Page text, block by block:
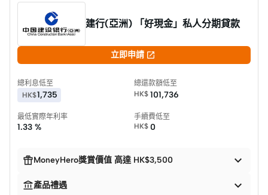
建行(亞洲) 「好現金」私人分期貸款
立即申請 
總利息低至
HK$1,735
總還款額低至
HK$ 101,736
最低實際年利率
1.33 %
手續費低至
HK$ 0
MoneyHero獎賞價值 高達 HK$3,500 
產品禮遇 